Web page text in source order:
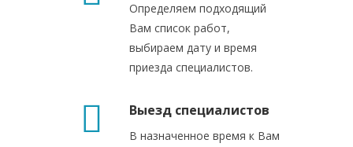
Определяем подходящий
Вам список работ,
выбираем дату и время
приезда специалистов.
Выезд специалистов
В назначенное время к Вам